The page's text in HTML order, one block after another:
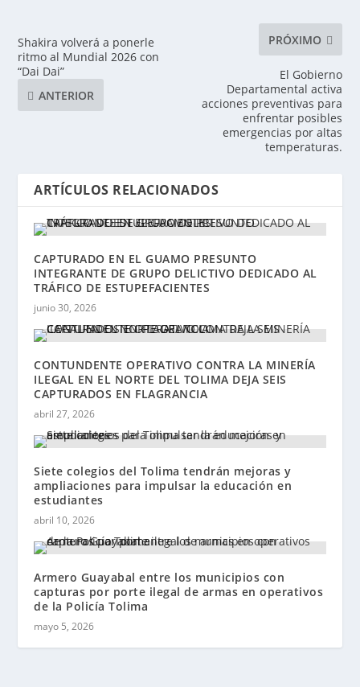
Shakira volverá a ponerle
ritmo al Mundial 2026 con
“Dai Dai”
ANTERIOR
PRÓXIMO
El Gobierno
Departamental activa
acciones preventivas para
enfrentar posibles
emergencias por altas
temperaturas.
ARTÍCULOS RELACIONADOS
CAPTURADO EN EL GUAMO PRESUNTO
INTEGRANTE DE GRUPO DELICTIVO DEDICADO AL
TRÁFICO DE ESTUPEFACIENTES
junio 30, 2026
CONTUNDENTE OPERATIVO CONTRA LA MINERÍA
ILEGAL EN EL NORTE DEL TOLIMA DEJA SEIS
CAPTURADOS EN FLAGRANCIA
abril 27, 2026
Siete colegios del Tolima tendrán mejoras y
ampliaciones para impulsar la educación en
estudiantes
abril 10, 2026
Armero Guayabal entre los municipios con
capturas por porte ilegal de armas en operativos
de la Policía Tolima
mayo 5, 2026